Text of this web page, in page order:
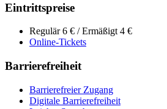
Eintrittspreise
Regulär 6 € / Ermäßigt 4 €
Online-Tickets
Barrierefreiheit
Barrierefreier Zugang
Digitale Barrierefreiheit